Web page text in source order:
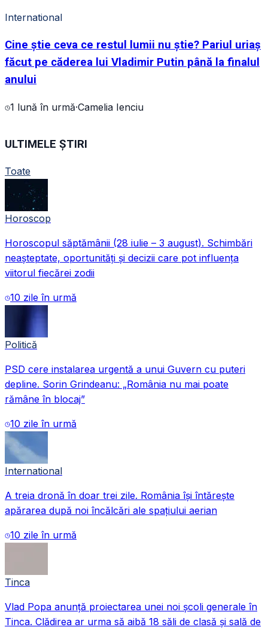
International
Cine știe ceva ce restul lumii nu știe? Pariul uriaș
făcut pe căderea lui Vladimir Putin până la finalul
anului
1 lună în urmă·Camelia Ienciu
ULTIMELE ȘTIRI
Toate
Horoscop
Horoscopul săptămânii (28 iulie – 3 august). Schimbări
neașteptate, oportunități și decizii care pot influența
viitorul fiecărei zodii
10 zile în urmă
Politică
PSD cere instalarea urgentă a unui Guvern cu puteri
depline. Sorin Grindeanu: „România nu mai poate
rămâne în blocaj”
10 zile în urmă
International
A treia dronă în doar trei zile. România își întărește
apărarea după noi încălcări ale spațiului aerian
10 zile în urmă
Tinca
Vlad Popa anunță proiectarea unei noi școli generale în
Tinca. Clădirea ar urma să aibă 18 săli de clasă și sală de